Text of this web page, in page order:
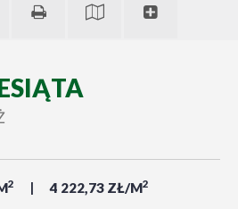
2 4 222,73 ZŁ/M2